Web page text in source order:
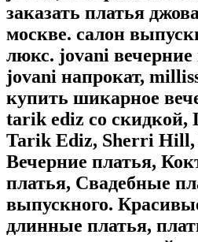
заказать платья
москве. салон
люкс. jovani вечерние
jovani напрокат,
купить шикарное
tarik ediz со скидкой,
Tarik Ediz, Sherri Hill,
Вечерние платья,
платья, Свадебные
выпускного.
длинные платья,